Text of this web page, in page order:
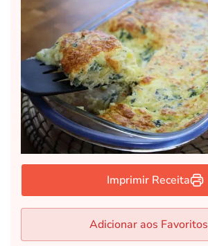
Imprimir Receita
Adicionar aos Favoritos